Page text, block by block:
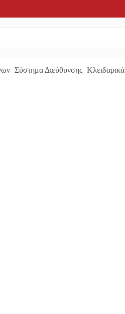
Σύστημα Διεύθυνσης Κλειδαρικά